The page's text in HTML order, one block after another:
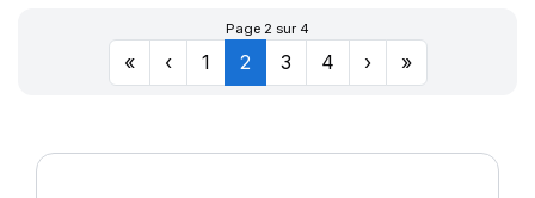
Page 2 sur 4
« ‹ 1 2 3 4 › »